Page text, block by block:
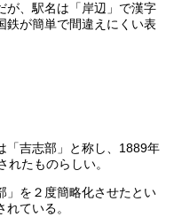
が、駅名は「岸辺」で漢字
鉄が簡単で間違えにくい表
「吉志部」と称し、1889年
れたものらしい。
」を２度簡略化させたとい
ている。